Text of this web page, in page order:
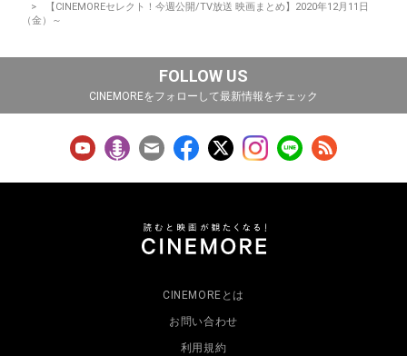
【CINEMOREセレクト！今週公開/TV放送 映画まとめ】2020年12月11日
（金）～
FOLLOW US
CINEMOREをフォローして最新情報をチェック
CINEMOREとは
お問い合わせ
利用規約